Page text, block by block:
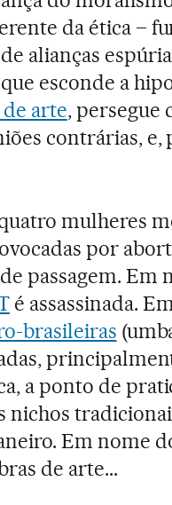
da ética –
alianças
esconde a
arte, persegue
contrárias, e,
mulheres
por
passagem. Em
é assassinada.
brasileiras
a ponto de
nichos
Em nome
de arte...